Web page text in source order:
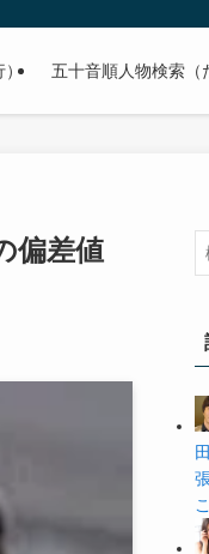
どの有名人の学歴や高校・
） 五十音順人物検索（
偏差値